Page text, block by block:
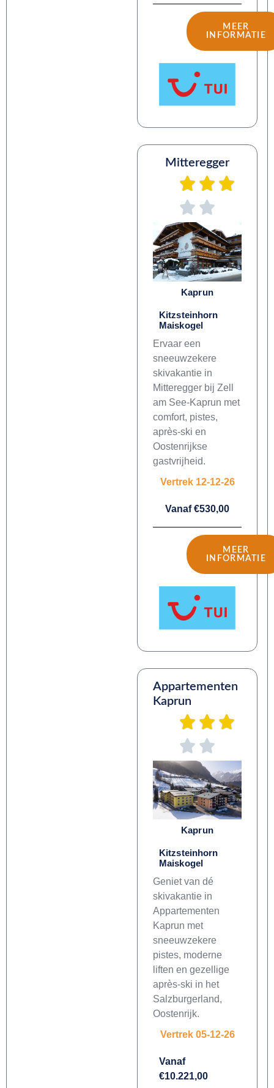
MEER
INFORMATIE
Mitteregger
Kaprun
Kitzsteinhorn
Maiskogel
Ervaar een
sneeuwzekere
skivakantie in
Mitteregger bij Zell
am See-Kaprun met
comfort, pistes,
après-ski en
Oostenrijkse
gastvrijheid.
Vertrek 12-12-26
Vanaf €530,00
MEER
INFORMATIE
Appartementen
Kaprun
Kaprun
Kitzsteinhorn
Maiskogel
Geniet van dé
skivakantie in
Appartementen
Kaprun met
sneeuwzekere
pistes, moderne
liften en gezellige
après-ski in het
Salzburgerland,
Oostenrijk.
Vertrek 05-12-26
Vanaf
€10.221,00